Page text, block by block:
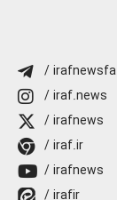
/ irafnewsfa
/ iraf.news
/ irafnews
/ iraf.ir
/ irafnews
/ irafir